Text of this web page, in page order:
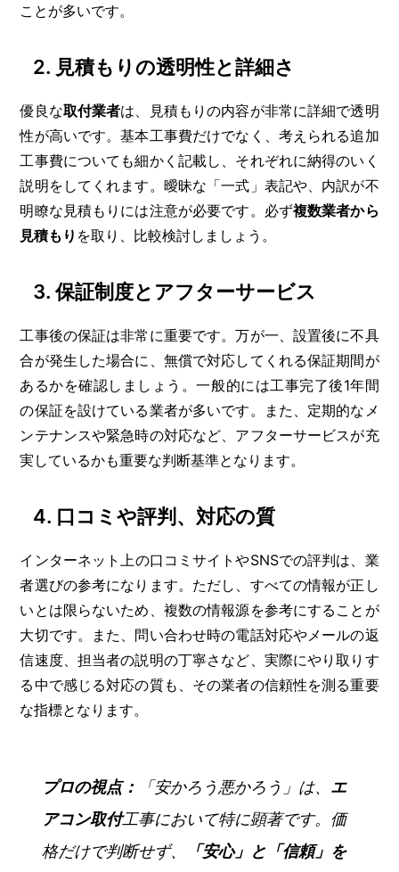
ことが多いです。
2. 見積もりの透明性と詳細さ
優良な取付業者は、見積もりの内容が非常に詳細で透明
性が高いです。基本工事費だけでなく、考えられる追加
工事費についても細かく記載し、それぞれに納得のいく
説明をしてくれます。曖昧な「一式」表記や、内訳が不
明瞭な見積もりには注意が必要です。必ず複数業者から
見積もり を取り、比較検討しましょう。
3. 保証制度とアフターサービス
工事後の保証は非常に重要です。万が一、設置後に不具
合が発生した場合に、無償で対応してくれる保証期間が
あるかを確認しましょう。一般的には工事完了後1年間
の保証を設けている業者が多いです。また、定期的なメ
ンテナンスや緊急時の対応など、アフターサービスが充
実しているかも重要な判断基準となります。
4. 口コミや評判、対応の質
インターネット上の口コミサイトやSNSでの評判は、業
者選びの参考になります。ただし、すべての情報が正し
いとは限らないため、複数の情報源を参考にすることが
大切です。また、問い合わせ時の電話対応やメールの返
信速度、担当者の説明の丁寧さなど、実際にやり取りす
る中で感じる対応の質も、その業者の信頼性を測る重要
な指標となります。
プロの視点： 「安かろう悪かろう」は、 エ
アコン取付工事において特に顕著です。価
格だけで判断せず、
「安心」と「信頼」を